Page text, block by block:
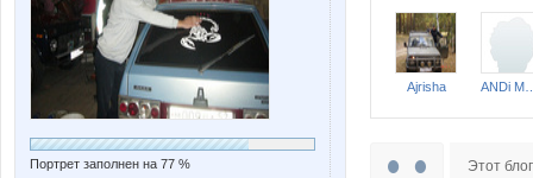
Портрет заполнен на 77 %
Ajrisha
Этот